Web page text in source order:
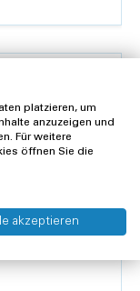
platzieren, um
anzuzeigen und
Für weitere
öffnen Sie die
akzeptieren